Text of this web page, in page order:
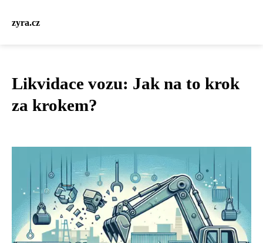
zyra.cz
Likvidace vozu: Jak na to krok
za krokem?